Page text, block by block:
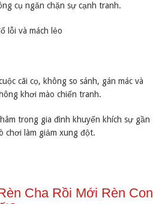
cụ ngăn chặn sự cạnh tranh.
lỗi và mách lẻo
cãi cọ, không so sánh, gán mác và
khơi mào chiến tranh.
trong gia đình khuyến khích sự gần
chơi làm giảm xung đột.
Cha Rồi Mới Rèn Con